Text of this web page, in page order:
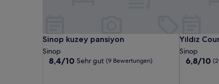
Sinop kuzey pansiyon
Sinop kuzey pansiyon
Sinop
8.4
8,4/10 Sehr gut (9 Bewertungen)
Yıldız
Yıldız
Sinop
6.8
6,8/10